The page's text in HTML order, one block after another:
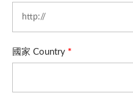
國家 Country *